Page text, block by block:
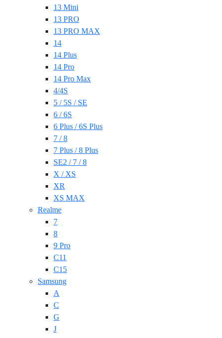
13 Mini
13 PRO
13 PRO MAX
14
14 Plus
14 Pro
14 Pro Max
4/4S
5 / 5S / SE
6 / 6S
6 Plus / 6S Plus
7 / 8
7 Plus / 8 Plus
SE2 / 7 / 8
X / XS
XR
XS MAX
Realme
7
8
9 Pro
C11
C15
Samsung
A
C
G
J